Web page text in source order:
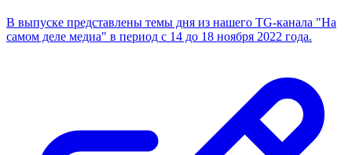
В выпуске представлены темы дня из нашего TG-канала "На
самом деле медиа" в период с 14 до 18 ноября 2022 года.